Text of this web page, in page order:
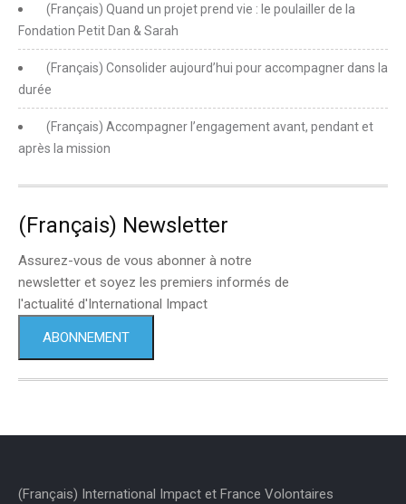
(Français) Quand un projet prend vie : le poulailler de la
Fondation Petit Dan & Sarah
(Français) Consolider aujourd’hui pour accompagner dans la
durée
(Français) Accompagner l’engagement avant, pendant et
après la mission
(Français) Newsletter
Assurez-vous de vous abonner à notre
newsletter et soyez les premiers informés de
l'actualité d'International Impact
ABONNEMENT
(Français) International Impact et France Volontaires